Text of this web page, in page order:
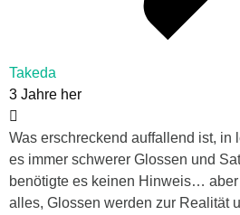
Takeda
3 Jahre her
Was erschreckend auffallend ist, in
es immer schwerer Glossen und
benötigte es keinen Hinweis…
alles, Glossen werden zur Realität